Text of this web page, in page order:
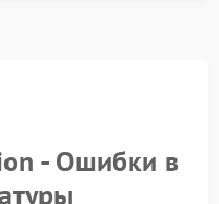
- Ошибки в